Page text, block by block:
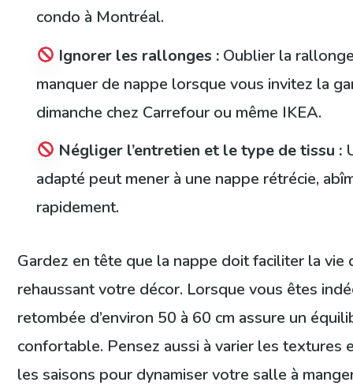
condo à Montréal.
Ignorer les rallonges : Oublier la
manquer de nappe lorsque vous invitez la
dimanche chez Carrefour ou même IKEA.
Négliger l’entretien et le type de tissu :
adapté peut mener à une nappe rétrécie,
rapidement.
Gardez en tête que la nappe doit faciliter la
rehaussant votre décor. Lorsque vous êtes
retombée d’environ 50 à 60 cm assure un
confortable. Pensez aussi à varier les textures
les saisons pour dynamiser votre salle à